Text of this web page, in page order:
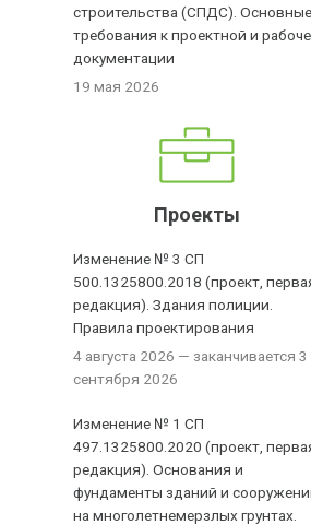
строительства (СПДС). Основные
требования к проектной и
документации
19 мая 2026
Проекты
Изменение № 3 СП
500.1325800.2018 (проект,
редакция). Здания полиции.
Правила проектирования
4 августа 2026 — заканчивается 3
сентября 2026
Изменение № 1 СП
497.1325800.2020 (проект,
редакция). Основания и
фундаменты зданий и
на многолетнемерзлых грунтах.